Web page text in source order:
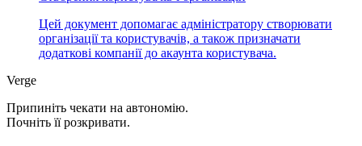
Цей документ допомагає адміністратору створювати
організації та користувачів, а також призначати
додаткові компанії до акаунта користувача.
Verge
Припиніть чекати на автономію.
Почніть її розкривати.